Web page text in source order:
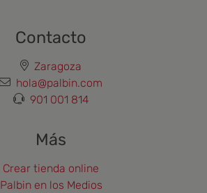
Contacto
Zaragoza
hola@palbin.com
901 001 814
Más
Crear tienda online
Palbin en los Medios